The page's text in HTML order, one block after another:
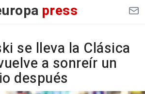
press
se lleva la Clásica
a sonreír un
después